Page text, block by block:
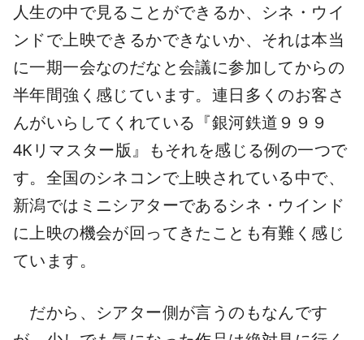
人生の中で見ることができるか、シネ・ウイ
ンドで上映できるかできないか、それは本当
に一期一会なのだなと会議に参加してからの
半年間強く感じています。連日多くのお客さ
んがいらしてくれている『銀河鉄道９９９
4Kリマスター版』もそれを感じる例の一つで
す。全国のシネコンで上映されている中で、
新潟ではミニシアターであるシネ・ウインド
に上映の機会が回ってきたことも有難く感じ
ています。
だから、シアター側が言うのもなんです